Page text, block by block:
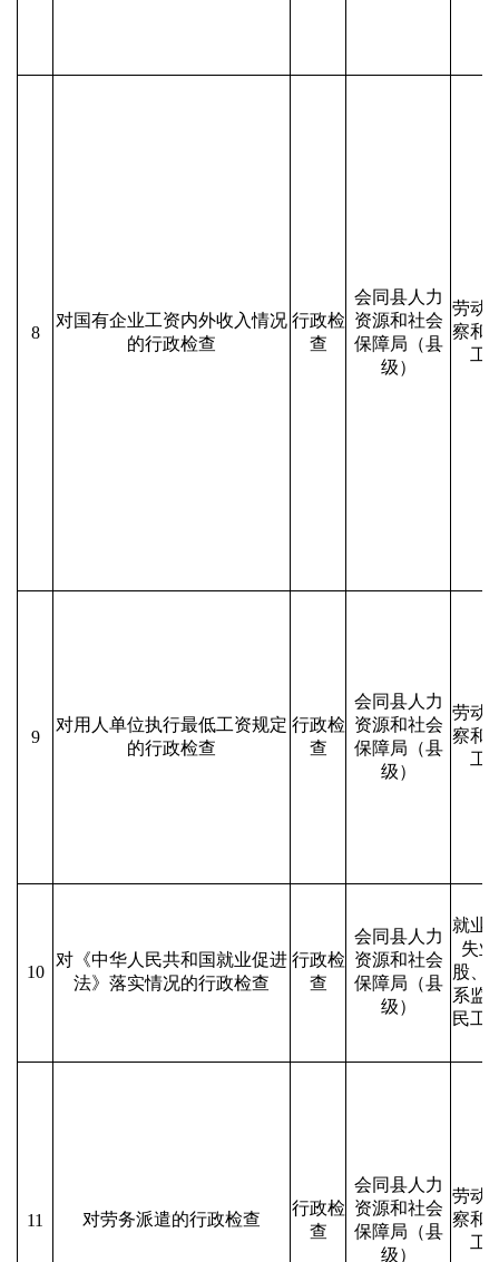
8
对国有企业工资内外收入情况
的行政检查
行政检
查
会同县人力
资源和社会
保障局（县
级）
劳动
察和
工
9
对用人单位执行最低工资规定
的行政检查
行政检
查
会同县人力
资源和社会
保障局（县
级）
劳动
察和
工
10
对《中华人民共和国就业促进
法》落实情况的行政检查
行政检
查
会同县人力
资源和社会
保障局（县
级）
就业
失
股、
系监
民工
11 对劳务派遣的行政检查
行政检
查
会同县人力
资源和社会
保障局（县
级）
劳动
察和
工